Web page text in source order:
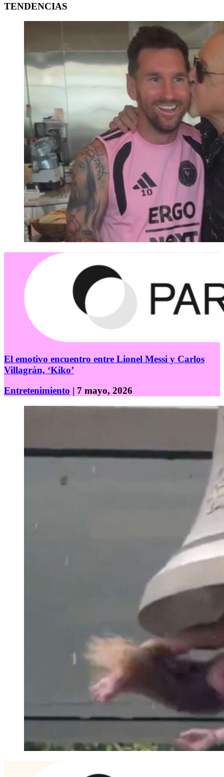
TENDENCIAS
El emotivo encuentro entre Lionel Messi y Carlos
Villagrán, ‘Kiko’
Entretenimiento | 7 mayo, 2026